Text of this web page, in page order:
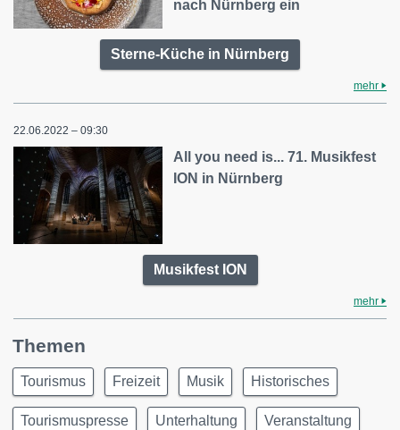
nach Nürnberg ein
Sterne-Küche in Nürnberg
mehr
22.06.2022 – 09:30
All you need is... 71. Musikfest
ION in Nürnberg
Musikfest ION
mehr
Themen
Tourismus Freizeit Musik Historisches
Tourismuspresse Unterhaltung Veranstaltung